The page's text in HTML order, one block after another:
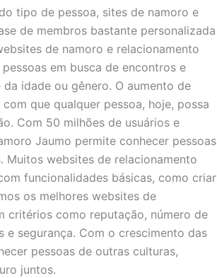
tipo de pessoa, sites de namoro e
de membros bastante personalizada
de namoro e relacionamento
em busca de encontros e
idade ou gênero. O aumento de
que qualquer pessoa, hoje, possa
Com 50 milhões de usuários e
Jaumo permite conhecer pessoas
Muitos websites de relacionamento
funcionalidades básicas, como criar
os melhores websites de
critérios como reputação, número de
e segurança. Com o crescimento das
pessoas de outras culturas,
juntos.